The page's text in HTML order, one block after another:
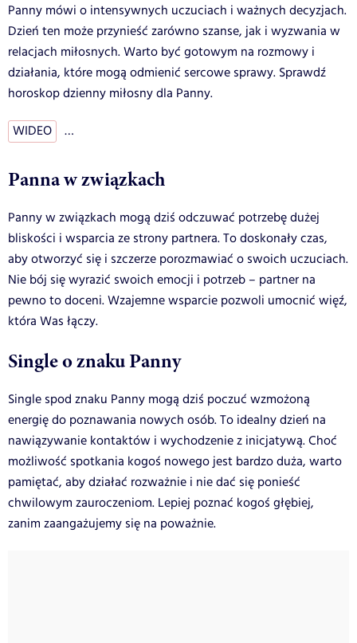
Panny mówi o intensywnych uczuciach i ważnych decyzjach.
Dzień ten może przynieść zarówno szanse, jak i wyzwania w
relacjach miłosnych. Warto być gotowym na rozmowy i
działania, które mogą odmienić sercowe sprawy. Sprawdź
horoskop dzienny miłosny dla Panny.
WIDEO …
Panna w związkach
Panny w związkach mogą dziś odczuwać potrzebę dużej
bliskości i wsparcia ze strony partnera. To doskonały czas,
aby otworzyć się i szczerze porozmawiać o swoich uczuciach.
Nie bój się wyrazić swoich emocji i potrzeb – partner na
pewno to doceni. Wzajemne wsparcie pozwoli umocnić więź,
która Was łączy.
Single o znaku Panny
Single spod znaku Panny mogą dziś poczuć wzmożoną
energię do poznawania nowych osób. To idealny dzień na
nawiązywanie kontaktów i wychodzenie z inicjatywą. Choć
możliwość spotkania kogoś nowego jest bardzo duża, warto
pamiętać, aby działać rozważnie i nie dać się ponieść
chwilowym zauroczeniom. Lepiej poznać kogoś głębiej,
zanim zaangażujemy się na poważnie.